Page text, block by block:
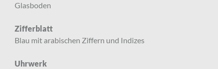
Glasboden
Zifferblatt
Blau mit arabischen Ziffern und Indizes
Uhrwerk